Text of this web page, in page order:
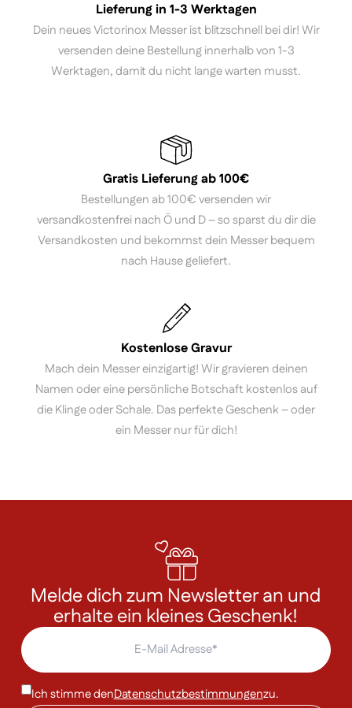
Lieferung in 1-3 Werktagen
Dein neues Victorinox Messer ist blitzschnell bei dir! Wir
versenden deine Bestellung innerhalb von 1-3
Werktagen, damit du nicht lange warten musst.
Gratis Lieferung ab 100€
Bestellungen ab 100€ versenden wir
versandkostenfrei nach Ö und D – so sparst du dir die
Versandkosten und bekommst dein Messer bequem
nach Hause geliefert.
Kostenlose Gravur
Mach dein Messer einzigartig! Wir gravieren deinen
Namen oder eine persönliche Botschaft kostenlos auf
die Klinge oder Schale. Das perfekte Geschenk – oder
ein Messer nur für dich!
Melde dich zum Newsletter an und
erhalte ein kleines Geschenk!
Ich stimme denDatenschutzbestimmungenzu.